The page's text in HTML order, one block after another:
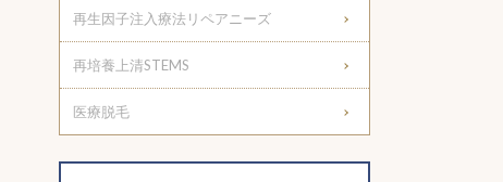
再生因子注入療法リペアニーズ
再培養上清STEMS
医療脱毛